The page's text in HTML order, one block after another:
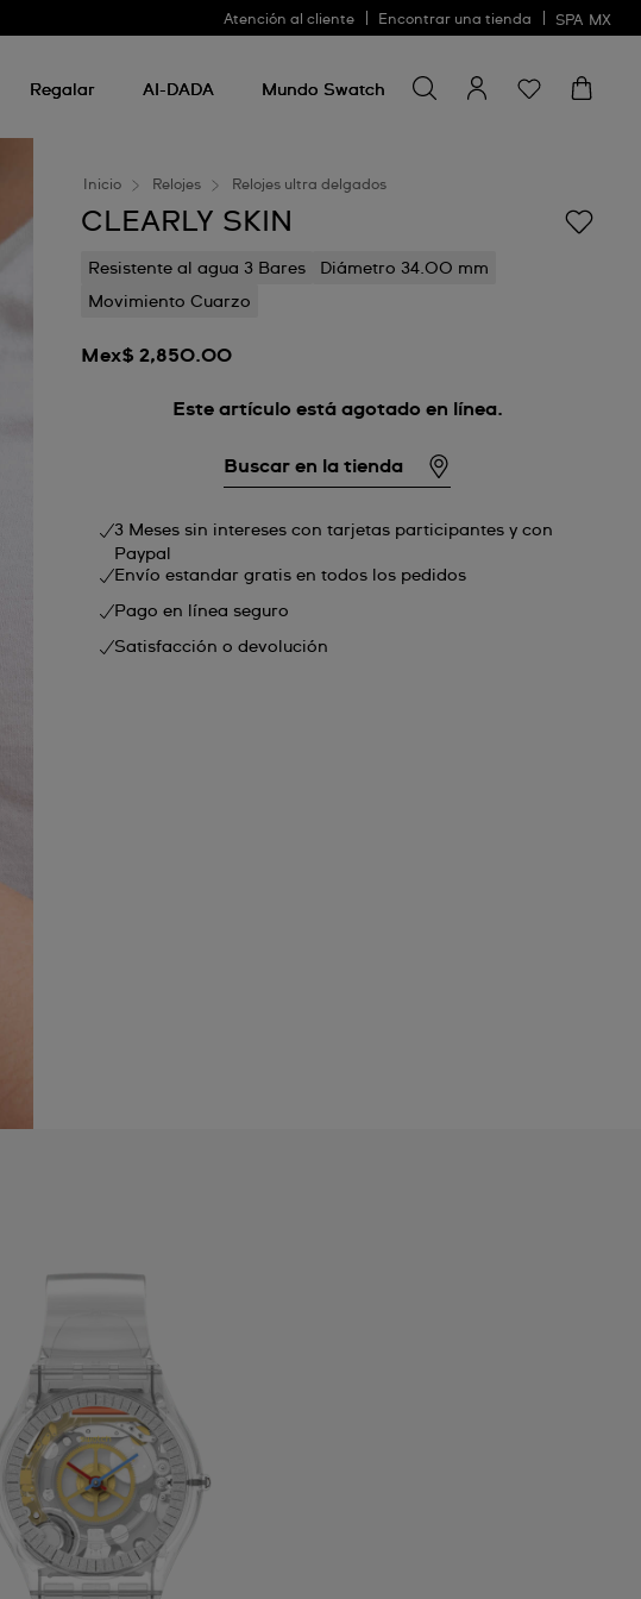
Atención al cliente Encontrar una tienda SPA MX
Regalar AI-DADA Mundo Swatch
algo
Inicio Relojes Relojes ultra delgados
CLEARLY SKIN
Resistente al agua 3 Bares
Diámetro 34.00 mm
Movimiento Cuarzo
Mex$ 2,850.00
Este artículo está agotado en línea.
Buscar en la tienda
3 Meses sin intereses con tarjetas participantes y con
Paypal
Envío estandar gratis en todos los pedidos
Pago en línea seguro
Satisfacción o devolución